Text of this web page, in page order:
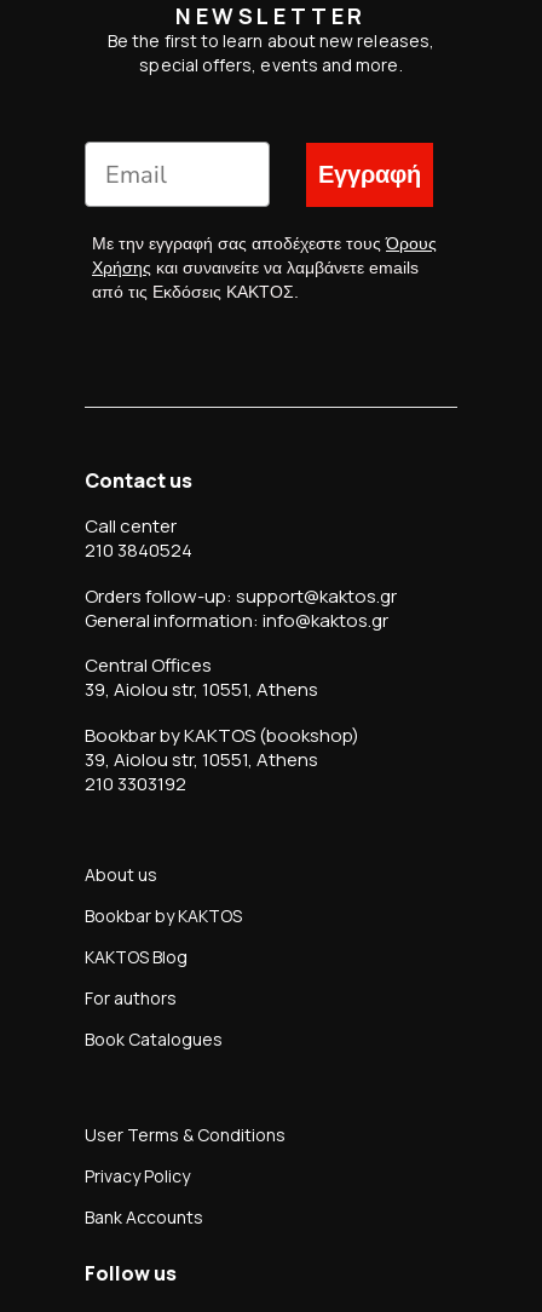
NEWSLETTER
Be the first to learn about new releases,
special offers, events and more.
Εγγραφή
Με την εγγραφή σας αποδέχεστε τουςΌρους
Χρήσης και συναινείτε να λαμβάνετε emails
από τις Εκδόσεις ΚΑΚΤΟΣ.
Contact us
Call center
210 3840524
Orders follow-up: support@kaktos.gr
General information: info@kaktos.gr
Central Offices
39, Aiolou str, 10551, Athens
Bookbar by KAKTOS (bookshop)
39, Aiolou str, 10551, Athens
210 3303192
About us
Bookbar by KAKTOS
KAKTOS Blog
For authors
Book Catalogues
User Terms & Conditions
Privacy Policy
Bank Accounts
Follow us